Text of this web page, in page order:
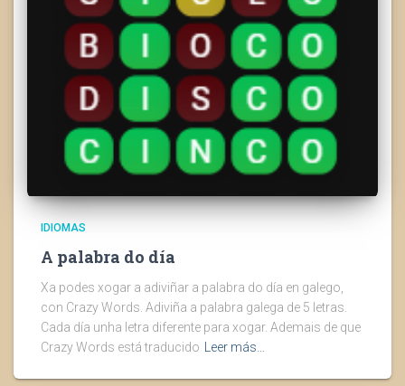
IDIOMAS
A palabra do día
Xa podes xogar a adiviñar a palabra do día en galego,
con Crazy Words. Adiviña a palabra galega de 5 letras.
Cada día unha letra diferente para xogar. Ademais de que
Crazy Words está traducido Leer más…